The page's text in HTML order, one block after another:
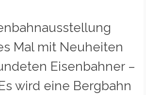
Mal mit Neuheiten
Eisenbahner –
wird eine Bergbahn